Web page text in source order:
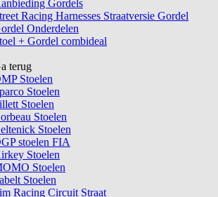
Gordels
Racing Harnesses Straatversie Gordel
Onderdelen
+ Gordel combideal
terug
Stoelen
Stoelen
Stoelen
Stoelen
Stoelen
stoelen FIA
Stoelen
Stoelen
Stoelen
Racing Circuit Straat